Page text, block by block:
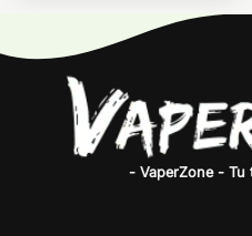
- VaperZone - Tu